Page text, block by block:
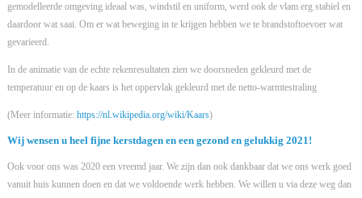
gemodelleerde omgeving ideaal was, windstil en uniform, werd ook de vlam erg stabiel en
daardoor wat saai. Om er wat beweging in te krijgen hebben we te brandstoftoevoer wat
gevarieerd.
In de animatie van de echte rekenresultaten zien we doorsneden gekleurd met de
temperatuur en op de kaars is het oppervlak gekleurd met de netto-warmtestraling
(Meer informatie: https://nl.wikipedia.org/wiki/Kaars)
Wij wensen u heel fijne kerstdagen en een gezond en gelukkig 2021!
Ook voor ons was 2020 een vreemd jaar. We zijn dan ook dankbaar dat we ons werk goed
vanuit huis kunnen doen en dat we voldoende werk hebben. We willen u via deze weg dan